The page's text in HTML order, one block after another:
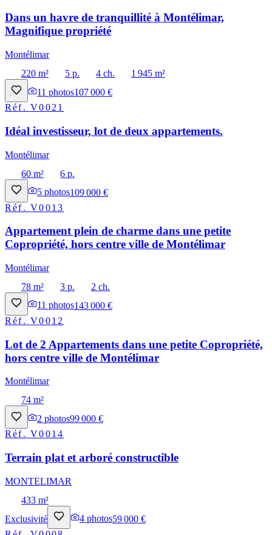
Dans un havre de tranquillité à Montélimar,
Magnifique propriété
Montélimar
220 m²
5 p. 4 ch.
1 945 m²
11 photos107 000 €
Réf.V0021
Idéal investisseur, lot de deux appartements.
Montélimar
60 m²
6 p.
5 photos109 000 €
Réf.V0013
Appartement plein de charme dans une petite
Copropriété, hors centre ville de Montélimar
Montélimar
78 m²
3 p.
2 ch.
11 photos143 000 €
Réf.V0012
Lot de 2 Appartements dans une petite Copropriété,
hors centre ville de Montélimar
Montélimar
74 m²
2 photos99 000 €
Réf.V0014
Terrain plat et arboré constructible
MONTELIMAR
433 m²
Exclusivité
4 photos59 000 €